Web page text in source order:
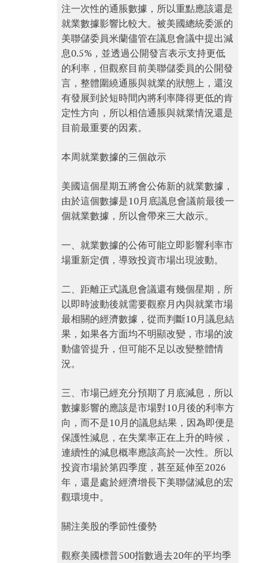
注一次性的通脹數據，所以重點應該還是
就業數據影響比較大。被美國總統委派的
美聯儲委員米蘭儘管在議息會議中提出減
息0.5%，並透過公開發言表示支持更低
的利率，但觀察目前美聯儲委員的公開發
言，整體圍繞通脹與就業的狀態上，還沒
有發展到於短時間內將利率降得更低的肯
定性方向，所以相信通脹與就業情況還是
目前最重要的因素。
本周就業數據的三個啟示
美國這個星期五將會公佈新的就業數據，
由於這個數據是10月底議息會議前最後一
個就業數據，所以會帶來三大啟示。
一、就業數據的公佈可能立即影響利率市
場重新定價，導致投資市場出現波動。
二、距離正式議息會議還有幾個星期，所
以即時波動後就需要觀察月內與就業市場
最相關的經濟數據，從而判斷10月議息結
果，如果各方面均不明顯改變，市場的波
動儘管提升，但可能不足以改變整體情
況。
三、市場已經充分預期了月底減息，所以
數據影響的應該是市場對10月後的利率方
向，而不是10月的議息結果，因為即便是
保護性減息，在失業率正在上升的時候，
連續性的減息概率應該高於一次性。所以
投資市場於第四季度，甚至延伸至2026
年，還是處於經濟增長下美聯儲減息的宏
觀環境中。
關注美股的季節性優勢
觀察美國標普500指數過去20年的平均季